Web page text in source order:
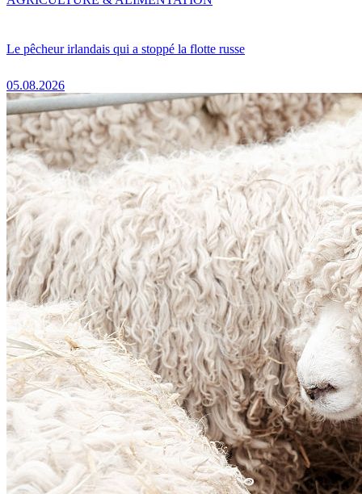
Le pêcheur irlandais qui a stoppé la flotte russe
05.08.2026